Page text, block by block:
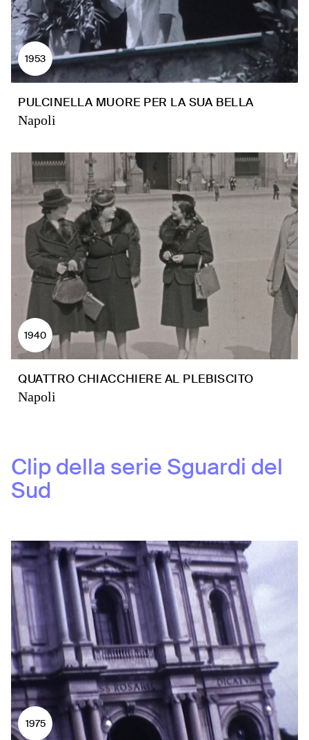
1953
PULCINELLA MUORE PER LA SUA BELLA
Napoli
1940
QUATTRO CHIACCHIERE AL PLEBISCITO
Napoli
Clip della serie Sguardi del
Sud
1975